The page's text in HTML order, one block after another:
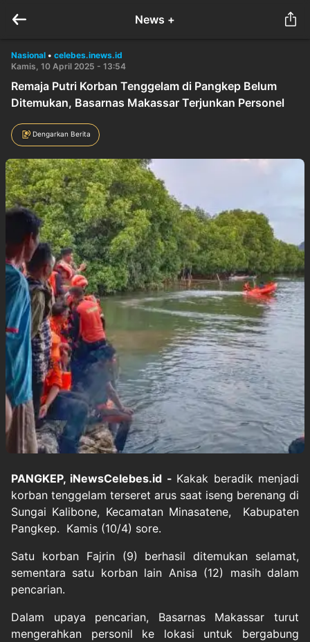
News +
Nasional • celebes.inews.id
Kamis, 10 April 2025 - 13:54
Remaja Putri Korban Tenggelam di Pangkep Belum
Ditemukan, Basarnas Makassar Terjunkan Personel
Dengarkan Berita
PANGKEP, iNewsCelebes.id - Kakak beradik menjadi
korban tenggelam terseret arus saat iseng berenang di
Sungai Kalibone, Kecamatan Minasatene, Kabupaten
Pangkep. Kamis (10/4) sore.
Satu korban Fajrin (9) berhasil ditemukan selamat,
sementara satu korban lain Anisa (12) masih dalam
pencarian.
Dalam upaya pencarian, Basarnas Makassar turut
mengerahkan personil ke lokasi untuk bergabung